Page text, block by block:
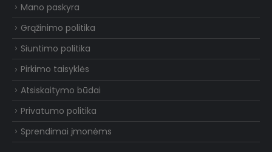
Mano paskyra
Grąžinimo politika
Siuntimo politika
Pirkimo taisyklės
Atsiskaitymo būdai
Privatumo politika
Sprendimai įmonėms